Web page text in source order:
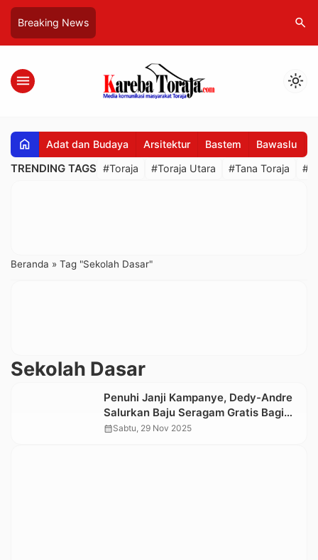
Breaking News search
menu light_mode
home Adat dan Budaya Arsitektur Bastem Bawaslu
TRENDING TAGS #Toraja #Toraja Utara #Tana Toraja
Beranda » Tag "Sekolah Dasar"
Sekolah Dasar
Penuhi Janji Kampanye, Dedy-Andre
Salurkan Baju Seragam Gratis Bagi
Siswa Siswi SD dan SMP
calendar_monthSabtu, 29 Nov 2025